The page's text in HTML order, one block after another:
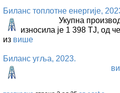
Биланс топлотне енергије,
Укупна производња
износила је 1 398 ТЈ, од
из више
Биланс угља, 2023.